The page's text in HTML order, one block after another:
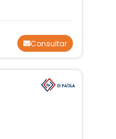
Consultar